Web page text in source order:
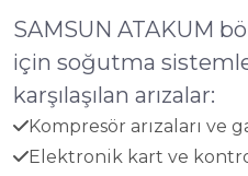
SAMSUN ATAKUM
için soğutma
karşılaşılan arızalar:
Kompresör arızaları ve
Elektronik kart ve